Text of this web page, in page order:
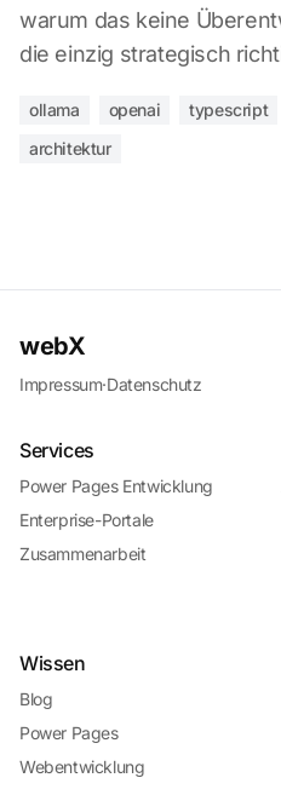
warum das keine
die einzig strategisch
ollama openai typescript
architektur
webX
Impressum·Datenschutz
Services
Power Pages Entwicklung
Enterprise-Portale
Zusammenarbeit
Wissen
Blog
Power Pages
Webentwicklung